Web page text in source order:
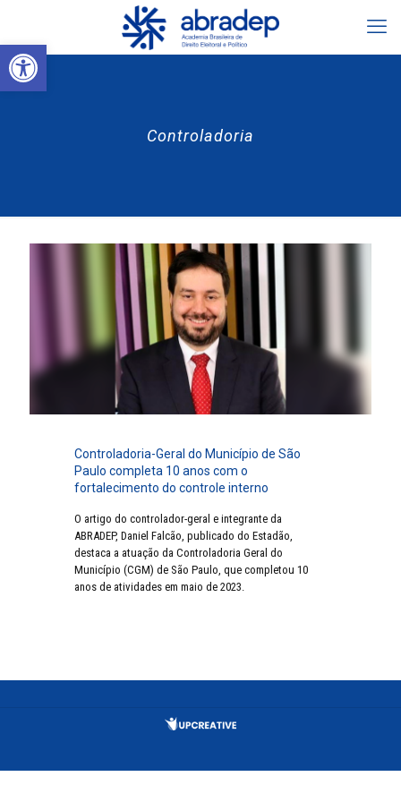
Abrir a barra de ferramentas
Controladoria
Controladoria-Geral do Município de São
Paulo completa 10 anos com o
fortalecimento do controle interno
O artigo do controlador-geral e integrante da
ABRADEP, Daniel Falcão, publicado do Estadão,
destaca a atuação da Controladoria Geral do
Município (CGM) de São Paulo, que completou 10
anos de atividades em maio de 2023.